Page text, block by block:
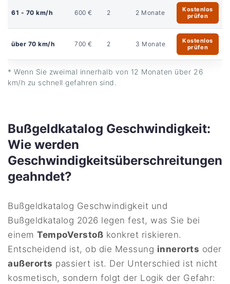
61 - 70 km/h 600 € 2 2 Monate
Kostenlos
prüfen
über 70 km/h 700 € 2 3 Monate
Kostenlos
prüfen
* Wenn Sie zweimal innerhalb von 12 Monaten über 26
km/h zu schnell gefahren sind.
Bußgeldkatalog Geschwindigkeit:
Wie werden
Geschwindigkeitsüberschreitungen
geahndet?
Bußgeldkatalog Geschwindigkeit und
Bußgeldkatalog 2026 legen fest, was Sie bei
einemTempoVerstoß konkret riskieren.
Entscheidend ist, ob die Messung innerorts oder
außerorts passiert ist. Der Unterschied ist nicht
kosmetisch, sondern folgt der Logik der Gefahr: